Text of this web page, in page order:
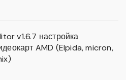
v1.6.7 настройка
AMD (Elpida, micron,